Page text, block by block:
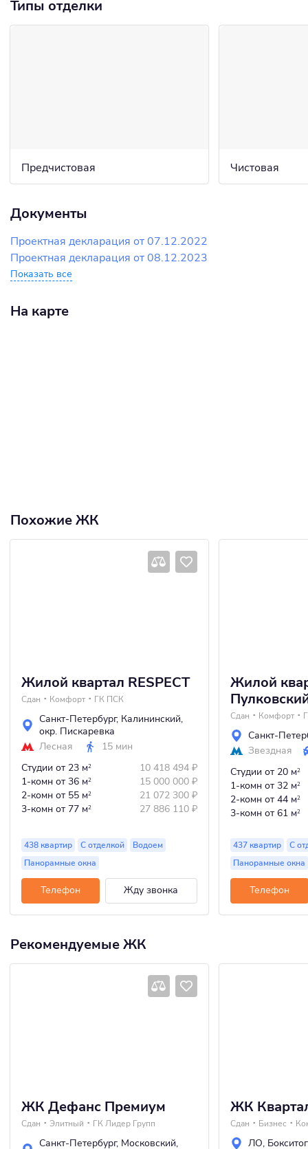
Типы отделки
Предчистовая Чистовая
Документы
Проектная декларация от 07.12.2022
Проектная декларация от 08.12.2023
Показать все
На карте
Похожие ЖК
Жилой квартал RESPECT
Сдан Комфорт ГК ПСК
Санкт-Петербург, Калининский,
окр. Пискаревка
Лесная
15 мин
Студии от 23 м2 10 418 494 ₽
1-комн от 36 м2 15 000 000 ₽
2-комн от 55 м2 21 072 300 ₽
3-комн от 77 м2 27 886 110 ₽
438 квартир С отделкой
Водоем
Панорамные окна
Телефон Жду звонка
Жилой
Сдан Комфорт
Санкт-
Звездная
Студии от 20 м2
1-комн от 32 м2
2-комн от 44 м2
3-комн от 61 м2
437 квартир
С
Панорамные окна
Телефон
Рекомендуемые ЖК
ЖК Дефанс Премиум
Сдан Элитный ГК Лидер Групп
Санкт-Петербург, Московский,
ЖК
Сдан Бизнес
ЛО,